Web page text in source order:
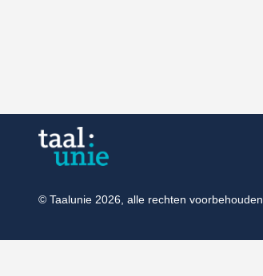
© Taalunie 2026, alle rechten voorbehouden.